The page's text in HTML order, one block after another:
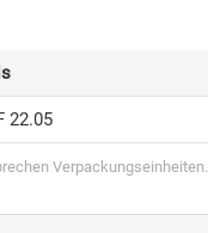
22.05
Verpackungseinheiten.